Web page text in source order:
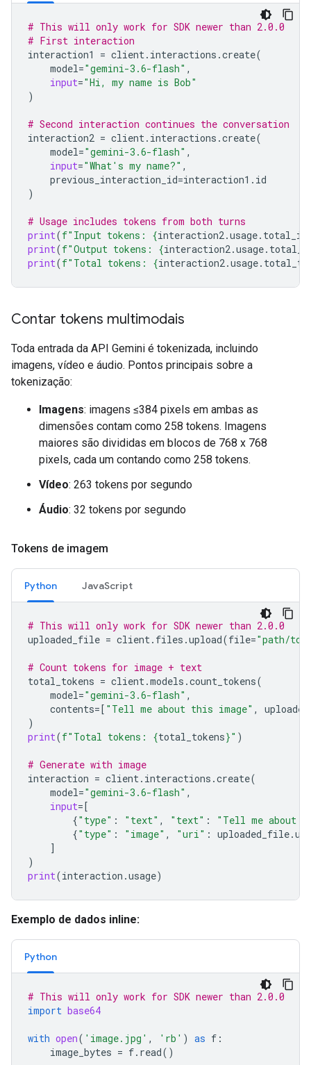
# This will only work for SDK newer than 2.0.0
# First interaction
interaction1
= client. interactions .create(
model="gemini-3.6-flash" ,
input="Hi, my name is Bob"
)
# Second interaction continues the conversation
interaction2 = client. interactions .create(
model="gemini-3.6-flash" ,
input="What's my name?" ,
previous_interaction_id=interaction1 . id
)
# Usage includes tokens from both turns
print(f"Input tokens: {interaction2.usage.
print(f"Output tokens: {interaction2.usage.
print(f"Total tokens: {interaction2.usage.
Contar tokens multimodais
Toda entrada da API Gemini é tokenizada, incluindo
imagens, vídeo e áudio. Pontos principais sobre a
tokenização:
Imagens: imagens ≤384 pixels em ambas as
dimensões contam como 258 tokens. Imagens
maiores são divididas em blocos de 768 x 768
pixels, cada um contando como 258 tokens.
Vídeo: 263 tokens por segundo
Áudio: 32 tokens por segundo
Tokens de imagem
Python JavaScript
# This will only work for SDK newer than 2.0.0
uploaded_file = client. files .upload(file="path/to/
# Count tokens for image + text
total_tokens = client.models .count_tokens(
model="gemini-3.6-flash" ,
contents=[ "Tell me about this image" ,
)
print(f"Total tokens: {total_tokens}" )
# Generate with image
interaction = client. interactions .create(
model="gemini-3.6-flash" ,
input=[
{"type" : "text" , "text" :
"Tell me about
{"type" : "image" , "uri" : uploaded_file.uri
]
)
print(interaction .usage)
Exemplo de dados inline:
Python
# This will only work for SDK newer than 2.0.0
import base64
with open( 'image.jpg' , 'rb' ) as f :
image_bytes = f. read()